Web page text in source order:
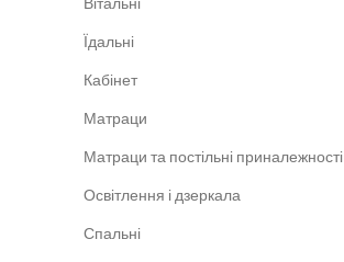
Їдальні
Кабінет
Матраци
Матраци та постільні приналежності
Освітлення і дзеркала
Спальні